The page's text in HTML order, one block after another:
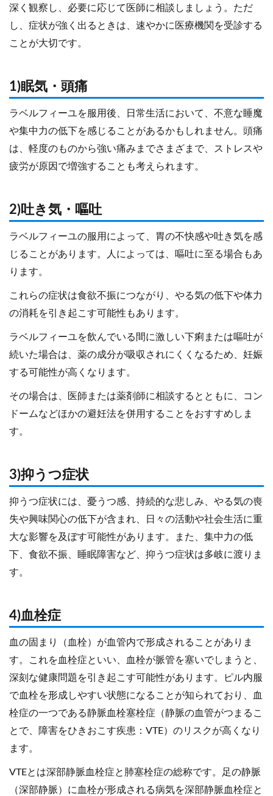
深く観察し、必要に応じて医師に相談しましょう。ただ
し、症状が強く出るときは、速やかに医療機関を受診する
ことが大切です。
1)眠気・頭痛
ラベルフィーユを服用後、日常生活において、不意な睡魔
や集中力の低下を感じることがあるかもしれません。頭痛
は、軽度のものから強い痛みまでさまざまで、ストレスや
疲労が原因で増強することも考えられます。
2)吐き気・嘔吐
ラベルフィーユの服用によって、胃の不快感や吐き気を感
じることがあります。人によっては、嘔吐に至る場合もあ
ります。
これらの症状は食欲不振につながり、やる気の低下や体力
の消耗を引き起こす可能性もあります。
ラベルフィーユを飲んでいる間に激しい下痢または嘔吐が
続いた場合は、薬の成分が吸収されにくくなるため、妊娠
する可能性が高くなります。
その場合は、医師または薬剤師に相談するとともに、コン
ドームなどほかの避妊法を併用することをおすすめしま
す。
3)抑うつ症状
抑うつ症状には、憂うつ感、持続的な悲しみ、やる気の喪
失や興味関心の低下が含まれ、日々の活動や社会生活に重
大な影響を及ぼす可能性があります。また、集中力の低
下、食欲不振、睡眠障害など、抑うつ症状は多岐に渡りま
す。
4)血栓症
血の固まり（血栓）が血管内で形成されることがありま
す。これを血栓症といい、血栓が脈管を塞いでしまうと、
深刻な健康問題を引き起こす可能性があります。ピル内服
で血栓を形成しやすい状態になることが知られており、血
栓症の一つである静脈血栓塞栓症（静脈の血管がつまるこ
とで、障害をひきおこす疾患：VTE）のリスクが高くなり
ます。
VTEとは深部静脈血栓症と肺塞栓症の総称です。足の静脈
（深部静脈）に血栓が形成される病気を深部静脈血栓症と